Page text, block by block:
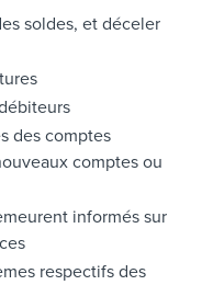
soldes, et déceler
des comptes
comptes ou
informés sur
respectifs des